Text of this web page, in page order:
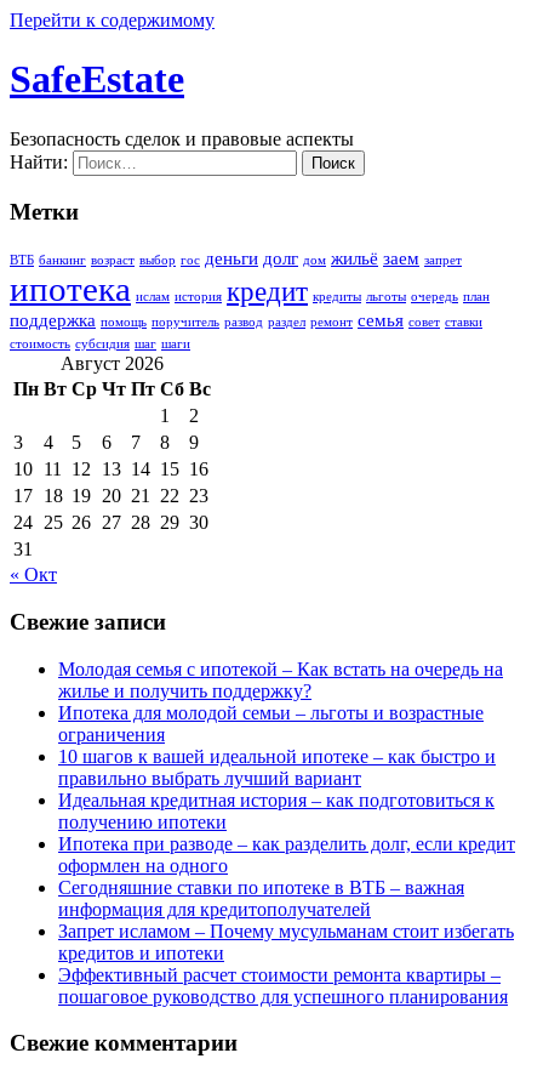
Перейти к содержимому
SafeEstate
Безопасность сделок и правовые аспекты
Найти:
Метки
ВТБ банкинг возраст выбор гос деньги долг дом жильё заем запрет
ипотека ислам история кредит кредиты льготы очередь план
поддержка помощь поручитель развод раздел ремонт семья совет ставки
стоимость субсидия шаг шаги
Август 2026
Пн Вт Ср Чт Пт Сб Вс
1
2
3
4 5 6 7 8
9
10 11 12 13 14 15 16
17 18 19 20 21 22 23
24 25 26 27 28 29 30
31
« Окт
Свежие записи
Молодая семья с ипотекой – Как встать на очередь на
жилье и получить поддержку?
Ипотека для молодой семьи – льготы и возрастные
ограничения
10 шагов к вашей идеальной ипотеке – как быстро и
правильно выбрать лучший вариант
Идеальная кредитная история – как подготовиться к
получению ипотеки
Ипотека при разводе – как разделить долг, если кредит
оформлен на одного
Сегодняшние ставки по ипотеке в ВТБ – важная
информация для кредитополучателей
Запрет исламом – Почему мусульманам стоит избегать
кредитов и ипотеки
Эффективный расчет стоимости ремонта квартиры –
пошаговое руководство для успешного планирования
Свежие комментарии